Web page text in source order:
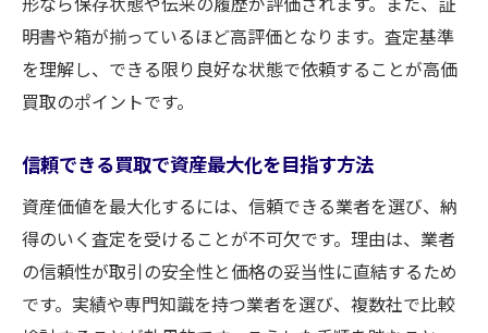
高額査定を狙うなら知っておきたい買取情報
買取で高額査定を得るための秘訣とは
査定前に確認したいポイントを徹底解説
骨董品買取の専門家が教える査定アップ術
雛人形の高額査定を引き出すコツとは
業者ごとの買取基準と価格差の理由
高額買取を実現する交渉術のポイント
大切な品を安心して現金化する方法まとめ
信頼できる買取業者の選び方と重要ポイン
明書や箱が揃っているほど高評価となります。査定基準
を理解し、できる限り良好な状態で依頼することが高価
買取のポイントです。
信頼できる買取で資産最大化を目指す方法
資産価値を最大化するには、信頼できる業者を選び、納
得のいく査定を受けることが不可欠です。理由は、業者
の信頼性が取引の安全性と価格の妥当性に直結するため
です。実績や専門知識を持つ業者を選び、複数社で比較